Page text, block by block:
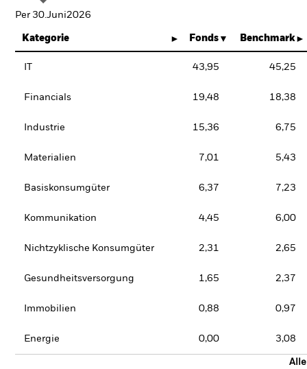
Per 30.Juni2026
Kategorie Fonds Benchmark
43,95 45,25
Financials 19,48 18,38
Industrie 15,36 6,75
Materialien 7,01 5,43
Basiskonsumgüter 6,37 7,23
Kommunikation 4,45 6,00
Nichtzyklische Konsumgüter 2,31 2,65
Gesundheitsversorgung 1,65 2,37
Immobilien 0,88 0,97
Energie 0,00 3,08